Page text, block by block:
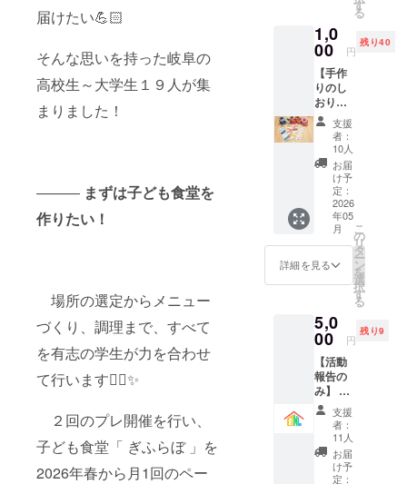
届けたい💪🏻
そんな思いを持った岐阜の
高校生～大学生１９人が集
まりました！
――― まずは子ども食堂を
作りたい！
場所の選定からメニュー
づくり、調理まで、すべて
を有志の学生が力を合わせ
て行います✊🏻✨
２回のプレ開催を行い、
子ども食堂「 ぎふらぼ 」を
2026年春から月1回のペー
ルにて
お送り
いたし
ます。
す
る
1,0
00 円
残り40
【手作
りのし
おりを
お届
け】 子
ども達
と作っ
た世界
に一つ
だけの
しおり
をお届
けしま
す！ ＜
リター
ン内容
作りの
しおり
・活動
報告書
（令和
８年度
末に
メール
にてお
送りい
たしま
す）
支援
者：
10人
お届
け予
定：
2026
年05
月
詳細を見る
こ
の
リ
タ
ー
ン
を
選
択
す
る
5,0
00 円
残り9
【活動
報告の
み】 リ
ターン
は特に
ご用意
できま
せん
が、来
支援
者：
11人
お届
け予
定：